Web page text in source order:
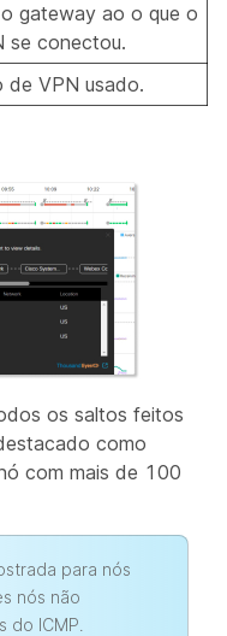
gateway ao o que o
se conectou.
de VPN usado.
os saltos feitos
como
com mais de 100
para nós
nós não
do ICMP.